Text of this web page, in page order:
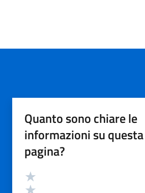
Quanto sono chiare le
informazioni su questa
pagina?
Valutazione